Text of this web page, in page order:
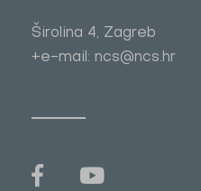
Širolina 4, Zagreb
+e-mail: ncs@ncs.hr